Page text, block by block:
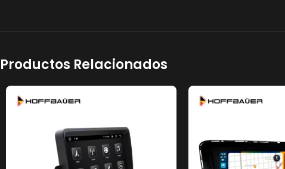
Productos Relacionados